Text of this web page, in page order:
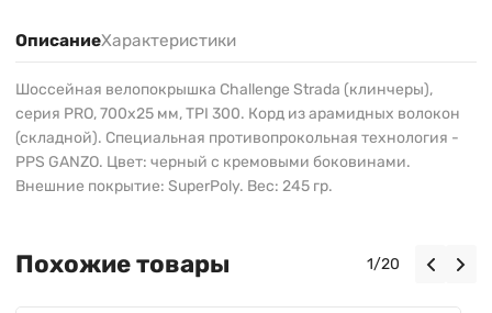
ОписаниеХарактеристики
Шоссейная велопокрышка Challenge Strada (клинчеры),
серия PRO, 700х25 мм, TPI 300. Корд из арамидных волокон
(складной). Cпециальная противопрокольная технология -
PPS GANZO. Цвет: черный с кремовыми боковинами.
Внешние покрытие: SuperPoly. Вес: 245 гр.
Похожие товары 1/20